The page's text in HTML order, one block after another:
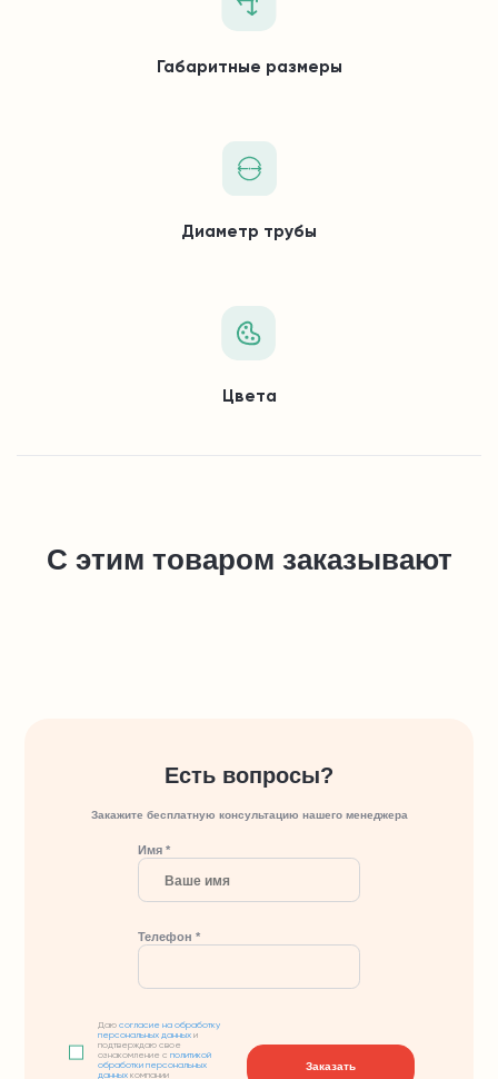
Габаритные размеры
Диаметр трубы
Цвета
С этим товаром заказывают
Есть вопросы?
Закажите бесплатную консультацию нашего менеджера
Имя *
Телефон *
Даюсогласие на обработку
персональных данных и
подтверждаю свое
ознакомление сполитикой
обработки персональных
данных компании
Заказать